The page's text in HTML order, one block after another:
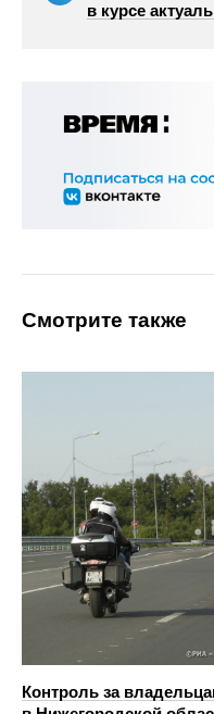
в курсе
Смотрите также
Контроль за